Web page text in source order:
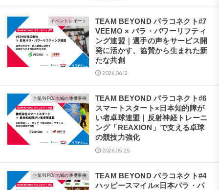
イベントレポート
TEAM BEYOND パラコネクト#7
VEEMO × パラ・パワーリフティ
ング連盟｜選手の声をサービス開
発に活かす、協賛から生まれた新
たな共創
2026.06.12
企業/NPO/地域の連携事例
TEAM BEYOND パラコネクト#6
スマートスタート×日本知的障が
い者卓球連盟｜反射神経トレーニ
ング「REAXION」で支える卓球
の競技力強化
2026.05.25
企業/NPO/地域の連携事例
TEAM BEYOND パラコネクト#4
ハッピースマイル×日本パラ・パ